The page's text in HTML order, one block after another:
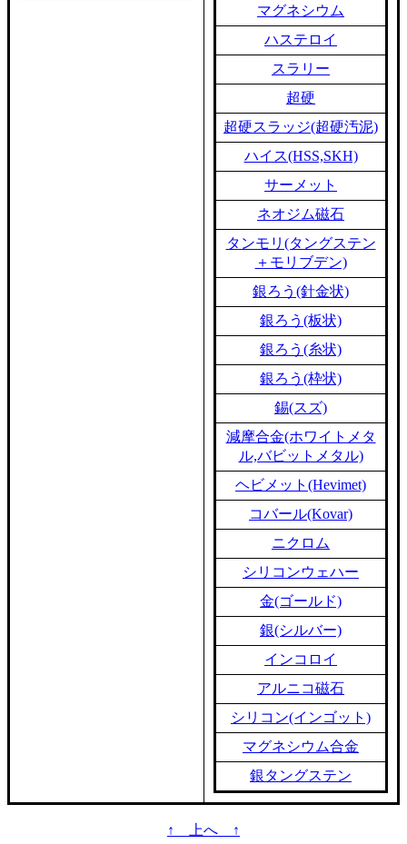
マグネシウム
ハステロイ
スラリー
超硬
超硬スラッジ(超硬汚泥)
ハイス(HSS,SKH)
サーメット
ネオジム磁石
タンモリ(タングステン
＋モリブデン)
銀ろう(針金状)
銀ろう(板状)
銀ろう(糸状)
銀ろう(枠状)
錫(スズ)
減摩合金(ホワイトメタ
ル,バビットメタル)
ヘビメット(Hevimet)
コバール(Kovar)
ニクロム
シリコンウェハー
金(ゴールド)
銀(シルバー)
インコロイ
アルニコ磁石
シリコン(インゴット)
マグネシウム合金
銀タングステン
↑ 上へ ↑